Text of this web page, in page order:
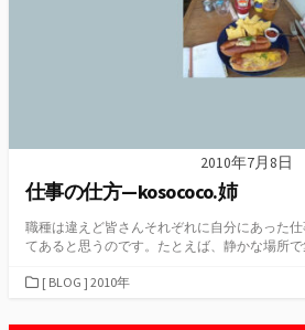
2010年7月8日
仕事の仕方—kosococo.姉
職種は違えど皆さんそれぞれに自分にあった
てあると思うのです。たとえば、静かな場所
カ
ゴ
[ BLOG ] 2010年